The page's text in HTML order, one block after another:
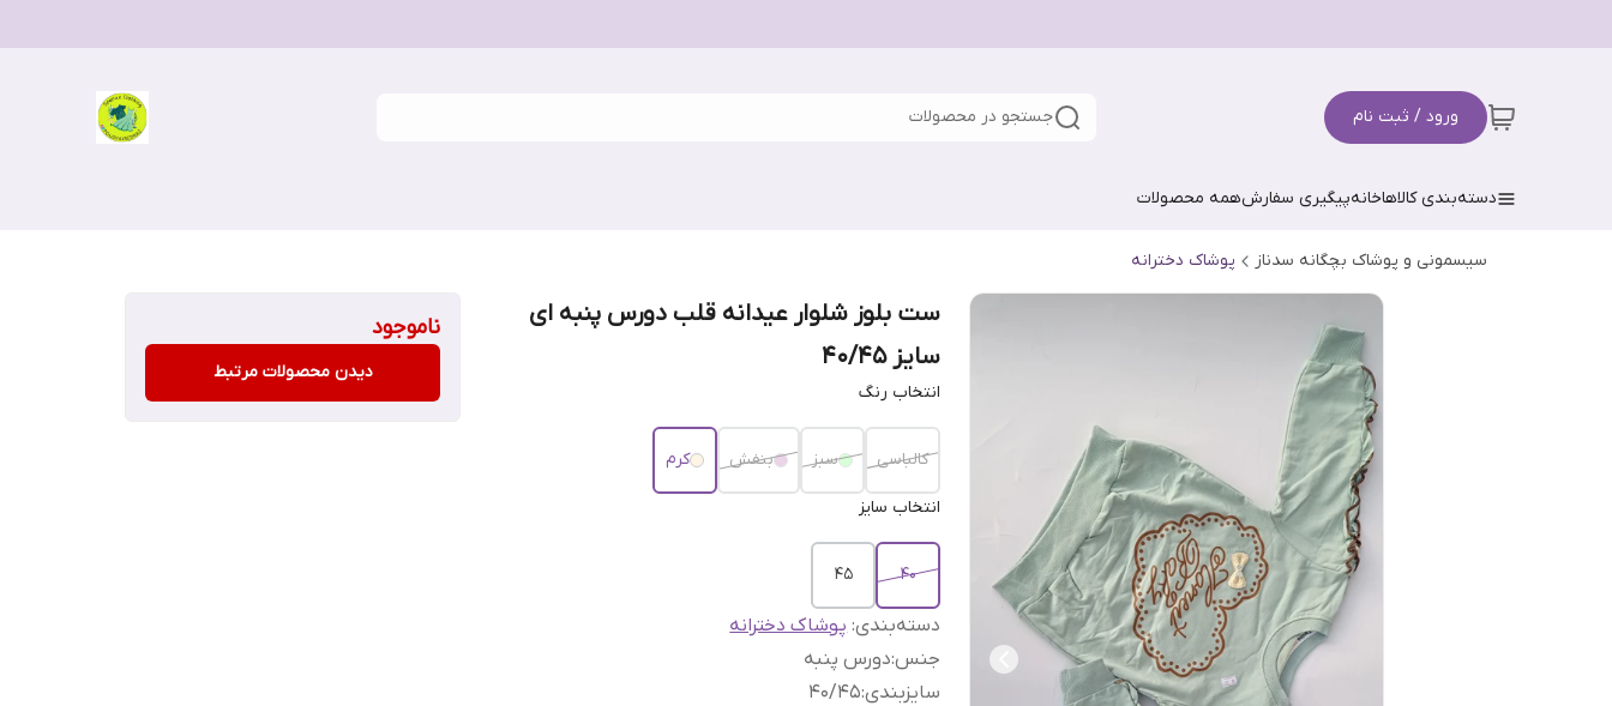
ورود / ثبت نام جستجو در محصولات
دسته‌بندی کالاهاخانهپیگیری سفارشهمه محصولات
سیسمونی و پوشاک بچگانه سدناز پوشاک دخترانه
ست بلوز شلوار عیدانه قلب دورس پنبه ای
سایز 40/45
انتخاب رنگ
کالباسی سبز بنفش کرم
انتخاب سایز
40
45
دسته‌بندی:پوشاک دخترانه
جنس:دورس پنبه
سایزبندی:
40/45
ناموجود
دیدن محصولات مرتبط